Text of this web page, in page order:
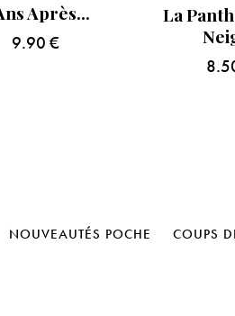
Après…
9.90€
La
NOUVEAUTÉS POCHE COUPS